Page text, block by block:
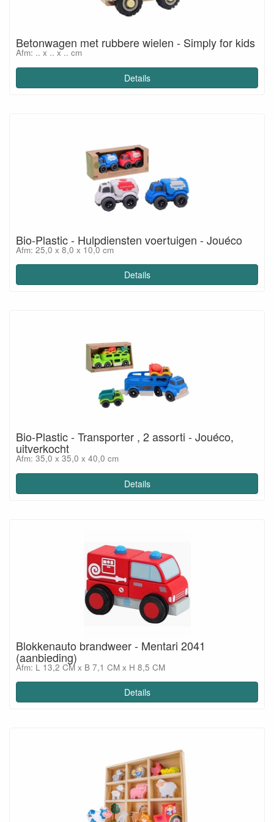
Betonwagen met rubbere wielen - Simply for kids
Afm: .. x .. x .. cm
Details
Bio-Plastic - Hulpdiensten voertuigen - Jouéco
Afm: 25,0 x 8,0 x 10,0 cm
Details
Bio-Plastic - Transporter , 2 assorti - Jouéco,
uitverkocht
Afm: 35,0 x 35,0 x 40,0 cm
Details
Blokkenauto brandweer - Mentari 2041
(aanbieding)
Afm: L 13,2 CM x B 7,1 CM x H 8,5 CM
Details